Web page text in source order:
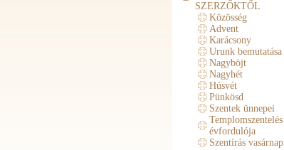
SZERZŐKTŐL
Közösség
Advent
Karácsony
Urunk bemutatása
Nagyböjt
Nagyhét
Húsvét
Pünkösd
Szentek ünnepei
Templomszentelés
évfordulója
Szentírás vasárnap